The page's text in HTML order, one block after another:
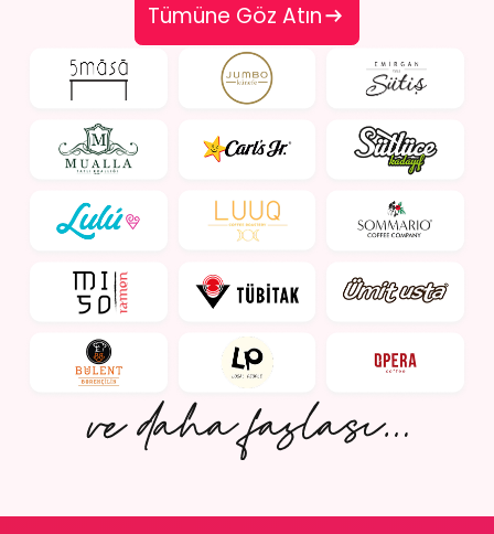
Tümüne Göz Atın